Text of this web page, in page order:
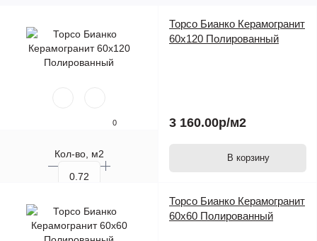
0
Кол-во, м2
Торсо Бианко Керамогранит
60х120 Полированный
3 160.00р/м2
В корзину
Торсо Бианко Керамогранит
60х60 Полированный